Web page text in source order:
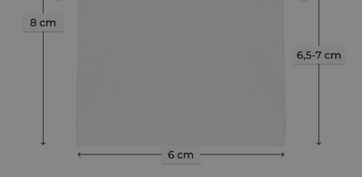
to idealny
materiału i jego naturalna faktura podkreślają jakość i
autentyczność zawartości.